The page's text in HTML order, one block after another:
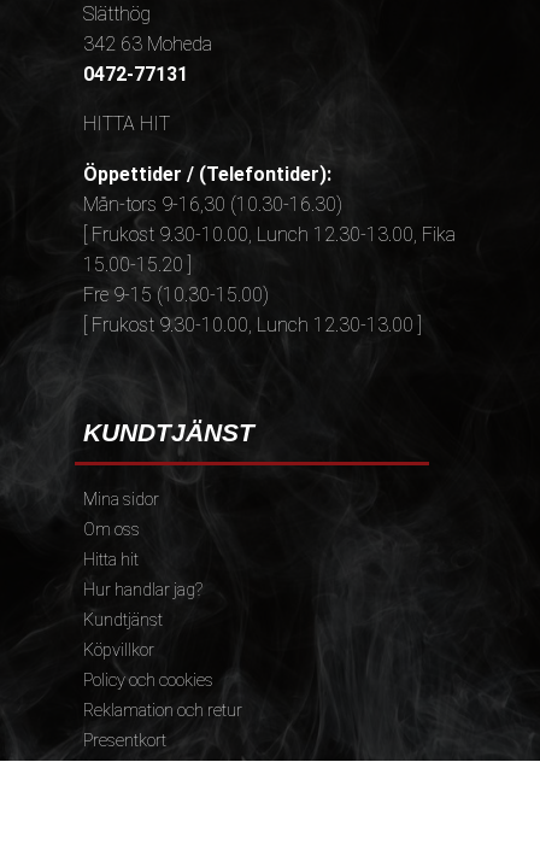
Slätthög
342 63 Moheda
0472-77131
HITTA HIT
Öppettider / (Telefontider):
Mån-tors 9-16,30 (10.30-16.30)
[ Frukost 9.30-10.00, Lunch 12.30-13.00, Fika
15.00-15.20 ]
Fre 9-15 (10.30-15.00)
[ Frukost 9.30-10.00, Lunch 12.30-13.00 ]
KUNDTJÄNST
Mina sidor
Om oss
Hitta hit
Hur handlar jag?
Kundtjänst
Köpvillkor
Policy och cookies
Reklamation och retur
Presentkort